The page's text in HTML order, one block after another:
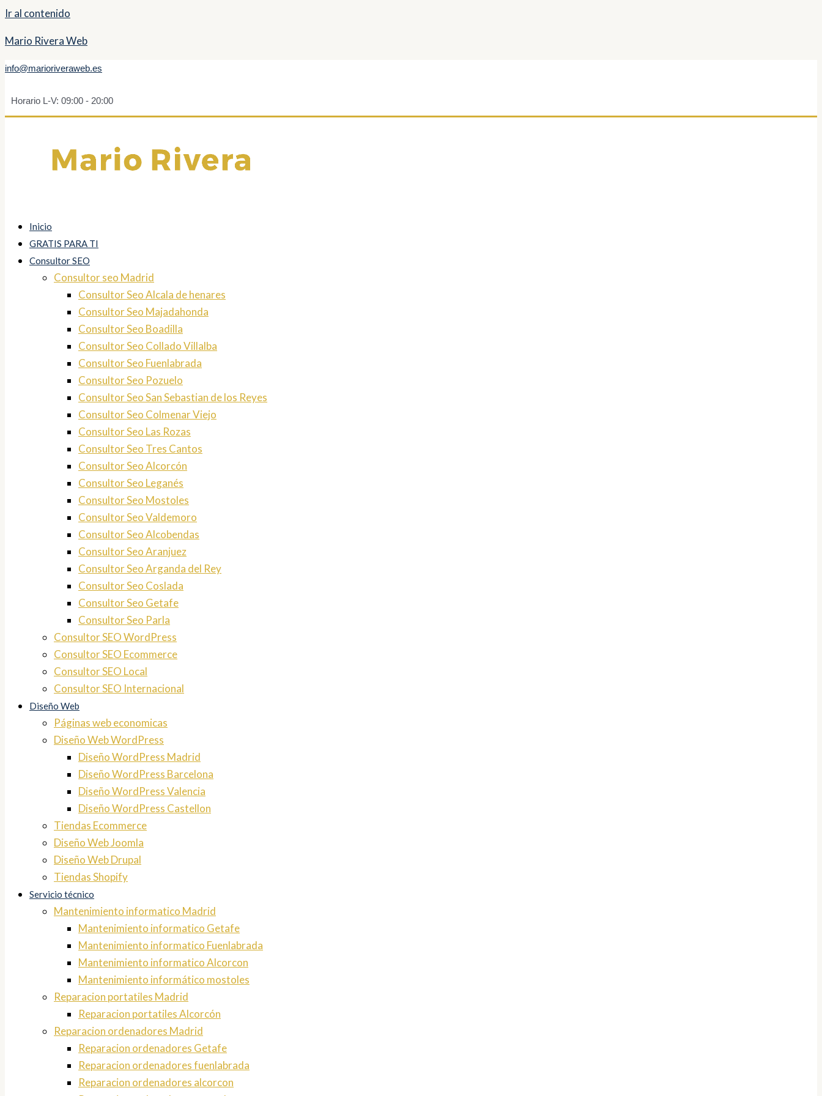
Ir al contenido
Mario Rivera Web
info@marioriveraweb.es
Horario L-V: 09:00 - 20:00
Inicio
GRATIS PARA TI
Consultor SEO
Consultor seo Madrid
Consultor Seo Alcala de henares
Consultor Seo Majadahonda
Consultor Seo Boadilla
Consultor Seo Collado Villalba
Consultor Seo Fuenlabrada
Consultor Seo Pozuelo
Consultor Seo San Sebastian de los Reyes
Consultor Seo Colmenar Viejo
Consultor Seo Las Rozas
Consultor Seo Tres Cantos
Consultor Seo Alcorcón
Consultor Seo Leganés
Consultor Seo Mostoles
Consultor Seo Valdemoro
Consultor Seo Alcobendas
Consultor Seo Aranjuez
Consultor Seo Arganda del Rey
Consultor Seo Coslada
Consultor Seo Getafe
Consultor Seo Parla
Consultor SEO WordPress
Consultor SEO Ecommerce
Consultor SEO Local
Consultor SEO Internacional
Diseño Web
Páginas web economicas
Diseño Web WordPress
Diseño WordPress Madrid
Diseño WordPress Barcelona
Diseño WordPress Valencia
Diseño WordPress Castellon
Tiendas Ecommerce
Diseño Web Joomla
Diseño Web Drupal
Tiendas Shopify
Servicio técnico
Mantenimiento informatico Madrid
Mantenimiento informatico Getafe
Mantenimiento informatico Fuenlabrada
Mantenimiento informatico Alcorcon
Mantenimiento informático mostoles
Reparacion portatiles Madrid
Reparacion portatiles Alcorcón
Reparacion ordenadores Madrid
Reparacion ordenadores Getafe
Reparacion ordenadores fuenlabrada
Reparacion ordenadores alcorcon